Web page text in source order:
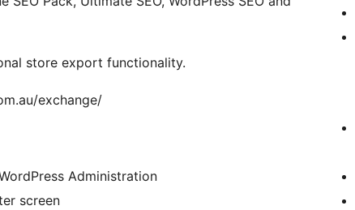
store export functionality.
exchange/
Administration
screen